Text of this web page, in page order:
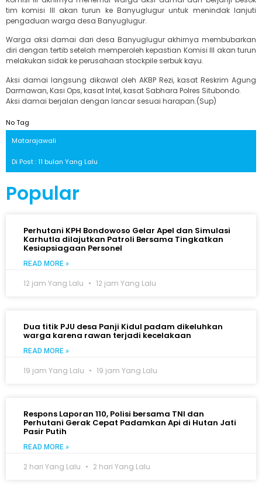
tim komisi III akan turun ke Banyuglugur untuk menindak lanjuti
pengaduan warga desa Banyuglugur.
Warga aksi damai dari desa Banyuglugur akhirnya membubarkan
diri dengan tertib setelah memperoleh kepastian Komisi III akan turun
melakukan sidak ke perusahaan stockpile serbuk kayu.
Aksi damai langsung dikawal oleh AKBP Rezi, kasat Reskrim Agung
Darmawan, Kasi Ops, kasat Intel, kasat Sabhara Polres Situbondo.
Aksi damai berjalan dengan lancar sesuai harapan.(Sup)
No Tag
Matarajawali
Di Post : 11 bulan Yang Lalu
Popular
Perhutani KPH Bondowoso Gelar Apel dan Simulasi
Karhutla dilajutkan Patroli Bersama Tingkatkan
Kesiapsiagaan Personel
READ MORE »
12 jam Yang Lalu 12 jam Yang Lalu
Dua titik PJU desa Panji Kidul padam dikeluhkan
warga karena rawan terjadi kecelakaan
READ MORE »
19 jam Yang Lalu 19 jam Yang Lalu
Respons Laporan 110, Polisi bersama TNI dan
Perhutani Gerak Cepat Padamkan Api di Hutan Jati
Pasir Putih
READ MORE »
2 hari Yang Lalu 2 hari Yang Lalu